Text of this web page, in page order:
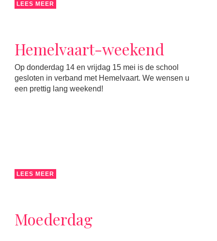
LEES MEER
Hemelvaart-weekend
Op donderdag 14 en vrijdag 15 mei is de school
gesloten in verband met Hemelvaart. We wensen u
een prettig lang weekend!
LEES MEER
Moederdag